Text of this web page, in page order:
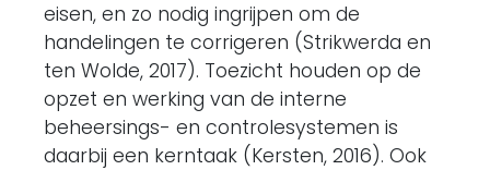
eisen, en zo nodig ingrijpen om de
handelingen te corrigeren (Strikwerda en
ten Wolde, 2017). Toezicht houden op de
opzet en werking van de interne
beheersings- en controlesystemen is
daarbij een kerntaak (Kersten, 2016). Ook